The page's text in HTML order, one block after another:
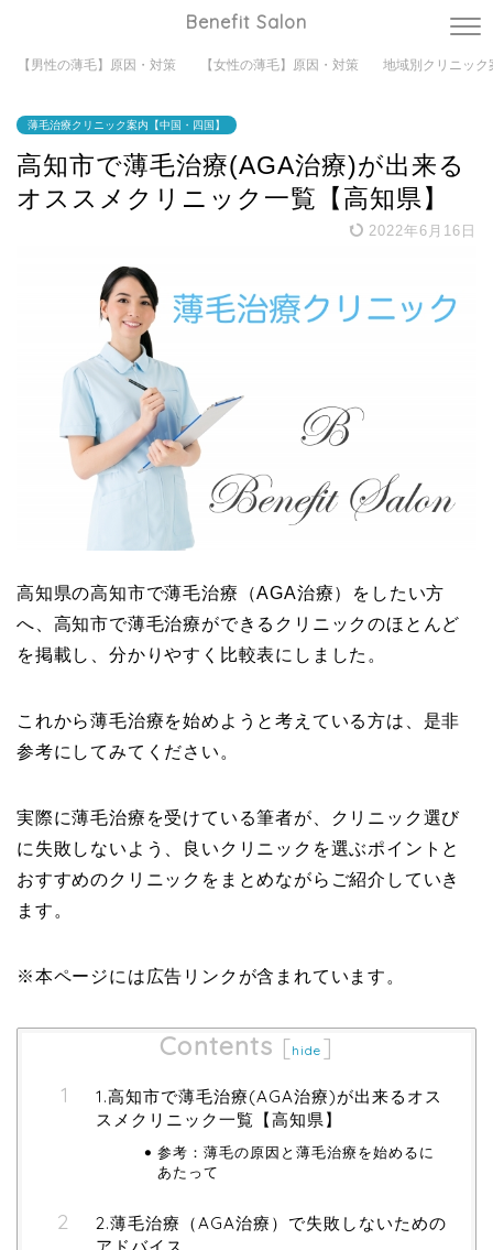
Benefit Salon
【男性の薄毛】原因・対策 【女性の薄毛】原因・対策 地域別クリニック
薄毛治療クリニック案内【中国・四国】
高知市で薄毛治療(AGA治療)が出来る
オススメクリニック一覧【高知県】
2022年6月16日
高知県の高知市で薄毛治療（AGA治療）をしたい方
へ、高知市で薄毛治療ができるクリニックのほとんど
を掲載し、分かりやすく比較表にしました。
これから薄毛治療を始めようと考えている方は、是非
参考にしてみてください。
実際に薄毛治療を受けている筆者が、クリニック選び
に失敗しないよう、良いクリニックを選ぶポイントと
おすすめのクリニックをまとめながらご紹介していき
ます。
※本ページには広告リンクが含まれています。
Contents [hide ]
1.高知市で薄毛治療(AGA治療)が出来るオス
スメクリニック一覧【高知県】
参考：薄毛の原因と薄毛治療を始めるに
あたって
2.薄毛治療（AGA治療）で失敗しないための